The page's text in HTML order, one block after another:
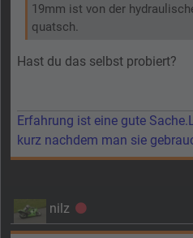
19mm ist von der
quatsch.
Hast du das selbst probiert?
Erfahrung ist eine gute
kurz nachdem man sie
nilz Offline